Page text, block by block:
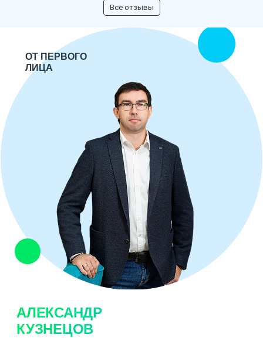
Все отзывы
ОТ ПЕРВОГО
ЛИЦА
АЛЕКСАНДР
КУЗНЕЦОВ